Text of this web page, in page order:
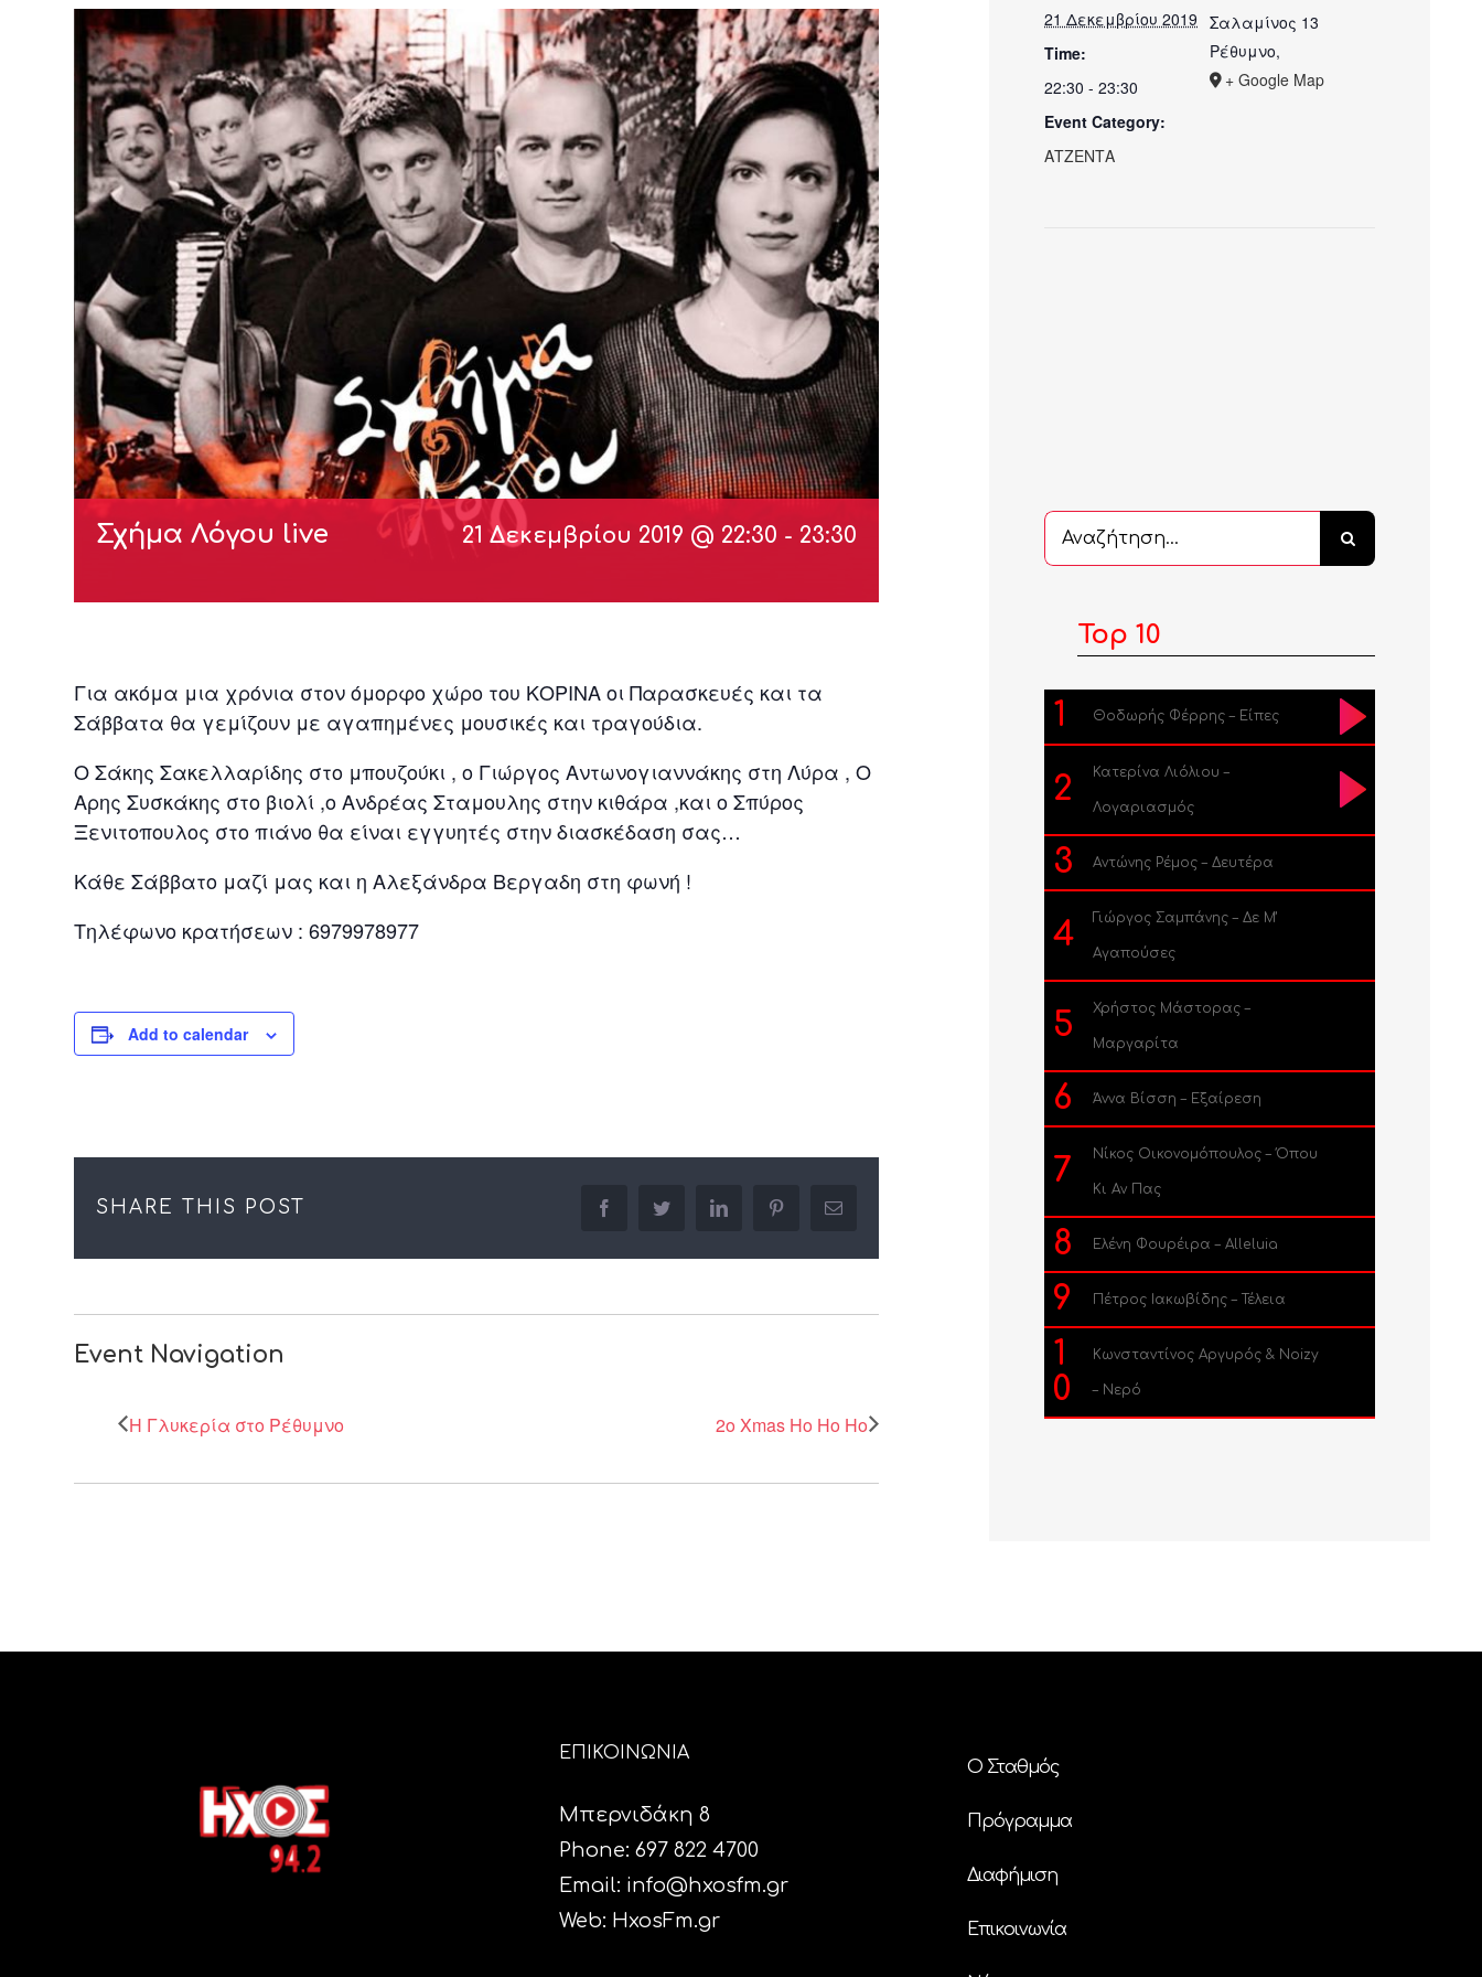
Σχήμα Λόγου live 21 Δεκεμβρίου 2019 @ 22:30 - 23:30
Για ακόμα μια χρόνια στον όμορφο χώρο του ΚΟΡΙΝΑ οι Παρασκευές και τα
Σάββατα θα γεμίζουν με αγαπημένες μουσικές και τραγούδια.
Ο Σάκης Σακελλαρίδης στο μπουζούκι , ο Γιώργος Αντωνογιαννάκης στη Λύρα , Ο
Αρης Συσκάκης στο βιολί ,ο Ανδρέας Σταμουλης στην κιθάρα ,και ο Σπύρος
Ξενιτοπουλος στο πιάνο θα είναι εγγυητές στην διασκέδαση σας…
Κάθε Σάββατο μαζί μας και η Αλεξάνδρα Βεργαδη στη φωνή !
Τηλέφωνο κρατήσεων : 6979978977
Add to calendar
SHARE THIS POST facebooktwitter linkedin pinterestEmail
Event Navigation
Η Γλυκερία στο Ρέθυμνο 2o Xmas Ho Ho Ho
21 Δεκεμβρίου 2019
Time:
22:30 - 23:30
Event Category:
ΑΤΖΕΝΤΑ
Σαλαμίνος 13
Ρέθυμνο,
+ Google Map
Αναζήτηση
...
Top 10
1 Θοδωρής Φέρρης – Είπες
2 Κατερίνα Λιόλιου –
Λογαριασμός
3 Αντώνης Ρέμος – Δευτέρα
4 Γιώργος Σαμπάνης – Δε Μ’
Αγαπούσες
5 Χρήστος Μάστορας –
Μαργαρίτα
6 Άννα Βίσση – Εξαίρεση
7 Νίκος Οικονομόπουλος – Όπου
Κι Αν Πας
8 Ελένη Φουρέιρα – Alleluia
9 Πέτρος Ιακωβίδης – Τέλεια
1
0
Κωνσταντίνος Αργυρός & Noizy
– Νερό
ΕΠΙΚΟΙΝΩΝΙΑ
Μπερνιδάκη 8
Phone: 697 822 4700
Email: info@hxosfm.gr
Web: HxosFm.gr
Ο Σταθμός
Πρόγραμμα
Διαφήμιση
Επικοινωνία